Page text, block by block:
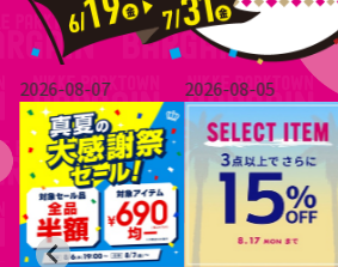
2026-08-07 2026-08-05